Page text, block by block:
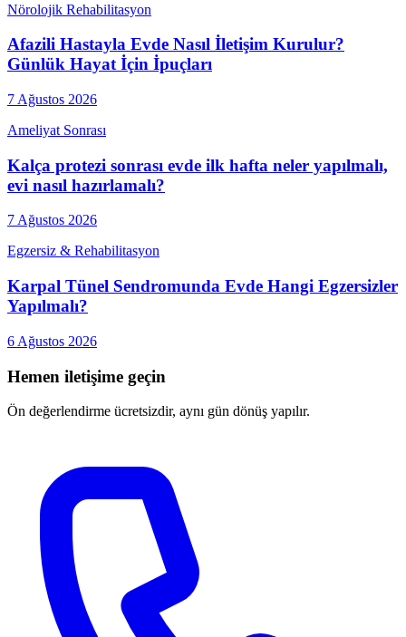
Nörolojik Rehabilitasyon
Afazili Hastayla Evde Nasıl İletişim Kurulur?
Günlük Hayat İçin İpuçları
7 Ağustos 2026
Ameliyat Sonrası
Kalça protezi sonrası evde ilk hafta neler yapılmalı,
evi nasıl hazırlamalı?
7 Ağustos 2026
Egzersiz & Rehabilitasyon
Karpal Tünel Sendromunda Evde Hangi Egzersizler
Yapılmalı?
6 Ağustos 2026
Hemen iletişime geçin
Ön değerlendirme ücretsizdir, aynı gün dönüş yapılır.